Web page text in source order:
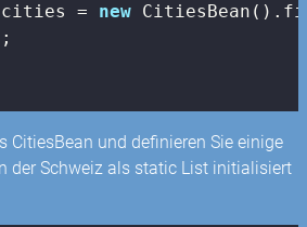
=
new
CitiesBean und definieren Sie einige
der Schweiz als static List initialisiert